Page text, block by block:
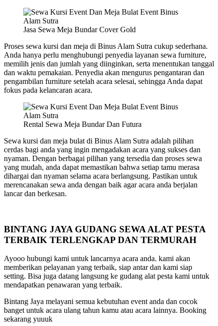
Jasa Sewa Meja Bundar Cover Gold
Proses sewa kursi dan meja di Binus Alam Sutra cukup sederhana.
Anda hanya perlu menghubungi penyedia layanan sewa furniture,
memilih jenis dan jumlah yang diinginkan, serta menentukan tanggal
dan waktu pemakaian. Penyedia akan mengurus pengantaran dan
pengambilan furniture setelah acara selesai, sehingga Anda dapat
fokus pada kelancaran acara.
Rental Sewa Meja Bundar Dan Futura
Sewa kursi dan meja bulat di Binus Alam Sutra adalah pilihan
cerdas bagi anda yang ingin mengadakan acara yang sukses dan
nyaman. Dengan berbagai pilihan yang tersedia dan proses sewa
yang mudah, anda dapat memastikan bahwa setiap tamu merasa
dihargai dan nyaman selama acara berlangsung. Pastikan untuk
merencanakan sewa anda dengan baik agar acara anda berjalan
lancar dan berkesan.
BINTANG JAYA GUDANG SEWA ALAT PESTA
TERBAIK TERLENGKAP DAN TERMURAH
Ayooo hubungi kami untuk lancarnya acara anda. kami akan
memberikan pelayanan yang terbaik, siap antar dan kami siap
setting. Bisa juga datang langsung ke gudang alat pesta kami untuk
mendapatkan penawaran yang terbaik.
Bintang Jaya melayani semua kebutuhan event anda dan cocok
banget untuk acara ulang tahun kamu atau acara lainnya. Booking
sekarang yuuuk